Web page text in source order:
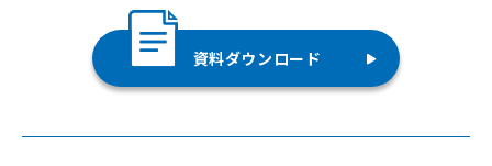
資料ダウンロード